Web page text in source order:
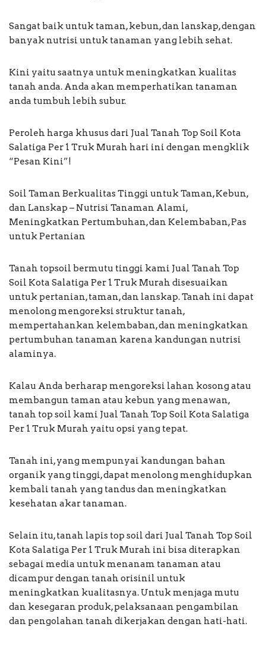
Sangat baik untuk taman, kebun, dan lanskap, dengan
banyak nutrisi untuk tanaman yang lebih sehat.
Kini yaitu saatnya untuk meningkatkan kualitas
tanah anda. Anda akan memperhatikan tanaman
anda tumbuh lebih subur.
Peroleh harga khusus dari Jual Tanah Top Soil Kota
Salatiga Per 1 Truk Murah hari ini dengan mengklik
“Pesan Kini”!
Soil Taman Berkualitas Tinggi untuk Taman, Kebun,
dan Lanskap – Nutrisi Tanaman Alami,
Meningkatkan Pertumbuhan, dan Kelembaban, Pas
untuk Pertanian
Tanah topsoil bermutu tinggi kami Jual Tanah Top
Soil Kota Salatiga Per 1 Truk Murah disesuaikan
untuk pertanian, taman, dan lanskap. Tanah ini dapat
menolong mengoreksi struktur tanah,
mempertahankan kelembaban, dan meningkatkan
pertumbuhan tanaman karena kandungan nutrisi
alaminya.
Kalau Anda berharap mengoreksi lahan kosong atau
membangun taman atau kebun yang menawan,
tanah top soil kami Jual Tanah Top Soil Kota Salatiga
Per 1 Truk Murah yaitu opsi yang tepat.
Tanah ini, yang mempunyai kandungan bahan
organik yang tinggi, dapat menolong menghidupkan
kembali tanah yang tandus dan meningkatkan
kesehatan akar tanaman.
Selain itu, tanah lapis top soil dari Jual Tanah Top Soil
Kota Salatiga Per 1 Truk Murah ini bisa diterapkan
sebagai media untuk menanam tanaman atau
dicampur dengan tanah orisinil untuk
meningkatkan kualitasnya. Untuk menjaga mutu
dan kesegaran produk, pelaksanaan pengambilan
dan pengolahan tanah dikerjakan dengan hati-hati.